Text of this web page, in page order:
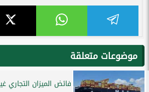
موضوعات متعلقة
فائض الميزان التجاري